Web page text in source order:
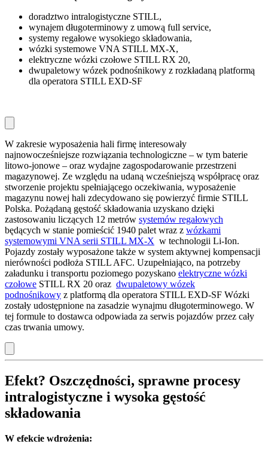
doradztwo intralogistyczne STILL,
wynajem długoterminowy z umową full service,
systemy regałowe wysokiego składowania,
wózki systemowe VNA STILL MX-X,
elektryczne wózki czołowe STILL RX 20,
dwupaletowy wózek podnośnikowy z rozkładaną platformą
dla operatora STILL EXD-SF
W zakresie wyposażenia hali firmę interesowały
najnowocześniejsze rozwiązania technologiczne – w tym baterie
litowo-jonowe – oraz wydajne zagospodarowanie przestrzeni
magazynowej. Ze względu na udaną wcześniejszą współpracę oraz
stworzenie projektu spełniającego oczekiwania, wyposażenie
magazynu nowej hali zdecydowano się powierzyć firmie STILL
Polska. Pożądaną gęstość składowania uzyskano dzięki
zastosowaniu liczących 12 metrów systemów regałowych
będących w stanie pomieścić 1940 palet wraz z wózkami
systemowymi VNA serii STILL MX-X w technologii Li-Ion.
Pojazdy zostały wyposażone także w system aktywnej kompensacji
nierówności podłoża STILL AFC. Uzupełniająco, na potrzeby
załadunku i transportu poziomego pozyskano elektryczne wózki
czołowe STILL RX 20 oraz dwupaletowy wózek
podnośnikowy z platformą dla operatora STILL EXD-SF Wózki
zostały udostępnione na zasadzie wynajmu długoterminowego. W
tej formule to dostawca odpowiada za serwis pojazdów przez cały
czas trwania umowy.
Efekt? Oszczędności, sprawne procesy
intralogistyczne i wysoka gęstość
składowania
W efekcie wdrożenia: